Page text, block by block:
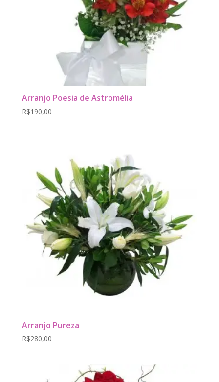
Arranjo Poesia de Astromélia
R$190,00
Arranjo Pureza
R$280,00